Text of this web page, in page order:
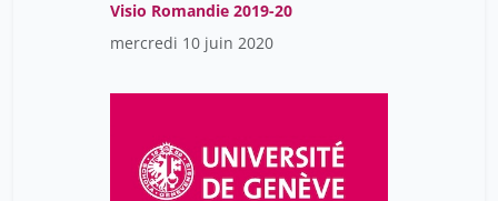
Visio Romandie 2019-20
mercredi 10 juin 2020